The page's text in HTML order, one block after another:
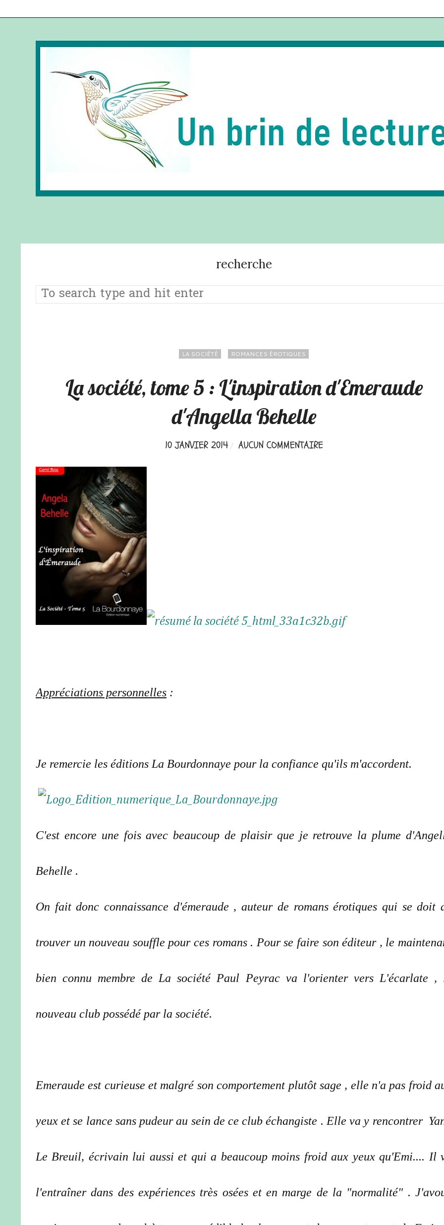
recherche
LA SOCIÉTÉ ROMANCES ÉROTIQUES
La société, tome 5 : L'inspiration d'Emeraude
d'Angella Behelle
10 JANVIER 2014 AUCUN COMMENTAIRE
Appréciations personnelles :
Je remercie les éditions La Bourdonnaye pour la confiance qu'ils m'accordent.
C'est encore une fois avec beaucoup de plaisir que je retrouve la plume
Behelle .
On fait donc connaissance d'émeraude , auteur de romans érotiques qui se doit
trouver un nouveau souffle pour ces romans . Pour se faire son éditeur , le
bien connu membre de La société Paul Peyrac va l'orienter vers L'écarlate ,
nouveau club possédé par la société.
Emeraude est curieuse et malgré son comportement plutôt sage , elle n'a pas froid
yeux et se lance sans pudeur au sein de ce club échangiste . Elle va y rencontrer
Le Breuil, écrivain lui aussi et qui a beaucoup moins froid aux yeux qu'Emi.... Il
l'entraîner dans des expériences très osées et en marge de la "normalité" .